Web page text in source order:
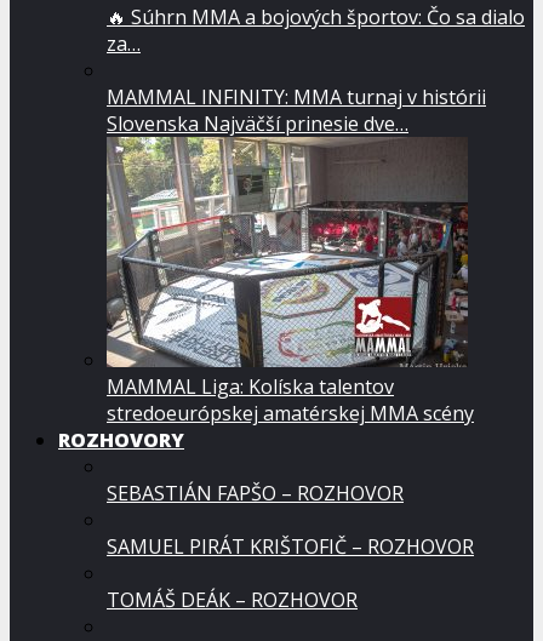
🔥 Súhrn MMA a bojových športov: Čo sa dialo
za…
MAMMAL INFINITY: MMA turnaj v histórii
Slovenska Najväčší prinesie dve…
MAMMAL Liga: Kolíska talentov
stredoeurópskej amatérskej MMA scény
ROZHOVORY
SEBASTIÁN FAPŠO – ROZHOVOR
SAMUEL PIRÁT KRIŠTOFIČ – ROZHOVOR
TOMÁŠ DEÁK – ROZHOVOR